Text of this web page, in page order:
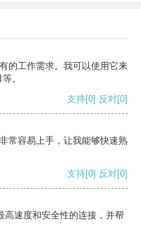
的工作需求。我可以使用它来
。
支持[0] 反对[0]
常容易上手，让我能够快速熟
支持[0] 反对[0]
高速度和安全性的连接，并帮